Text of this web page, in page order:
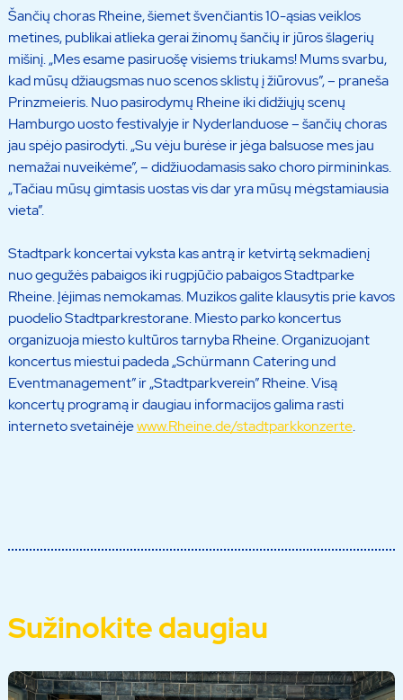
Šančių choras Rheine, šiemet švenčiantis 10-ąsias veiklos
metines, publikai atlieka gerai žinomų šančių ir jūros šlagerių
mišinį. „Mes esame pasiruošę visiems triukams! Mums svarbu,
kad mūsų džiaugsmas nuo scenos sklistų į žiūrovus”, – praneša
Prinzmeieris. Nuo pasirodymų Rheine iki didžiųjų scenų
Hamburgo uosto festivalyje ir Nyderlanduose – šančių choras
jau spėjo pasirodyti. „Su vėju burėse ir jėga balsuose mes jau
nemažai nuveikėme”, – didžiuodamasis sako choro pirmininkas.
„Tačiau mūsų gimtasis uostas vis dar yra mūsų mėgstamiausia
vieta”.
Stadtpark koncertai vyksta kas antrą ir ketvirtą sekmadienį
nuo gegužės pabaigos iki rugpjūčio pabaigos Stadtparke
Rheine. Įėjimas nemokamas. Muzikos galite klausytis prie kavos
puodelio Stadtparkrestorane. Miesto parko koncertus
organizuoja miesto kultūros tarnyba Rheine. Organizuojant
koncertus miestui padeda „Schürmann Catering und
Eventmanagement” ir „Stadtparkverein” Rheine. Visą
koncertų programą ir daugiau informacijos galima rasti
interneto svetainėjewww.Rheine.de/stadtparkkonzerte.
Sužinokite daugiau